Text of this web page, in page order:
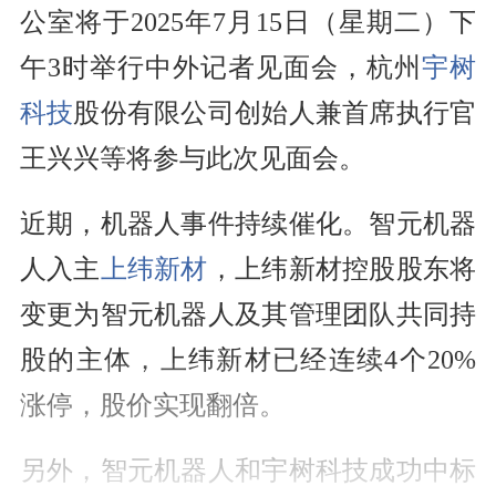
公室将于2025年7月15日（星期二）下
午3时举行中外记者见面会，杭州宇树
科技股份有限公司创始人兼首席执行官
王兴兴等将参与此次见面会。
近期，机器人事件持续催化。智元机器
人入主 上纬新材 ，上纬新材控股股东将
变更为智元机器人及其管理团队共同持
股的主体，上纬新材已经连续4个20%
涨停，股价实现翻倍。
另外，智元机器人和宇树科技成功中标